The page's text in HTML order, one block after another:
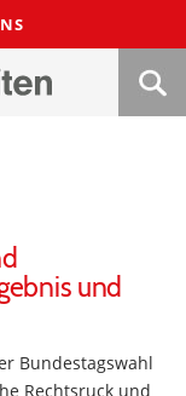
und
Bundestagswahl
Rechtsruck und